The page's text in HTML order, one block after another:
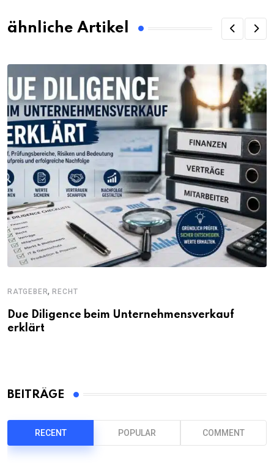
ähnliche Artikel
RATGEBER,RECHT
Due Diligence beim Unternehmensverkauf
erklärt
BEITRÄGE
RECENT POPULAR COMMENT